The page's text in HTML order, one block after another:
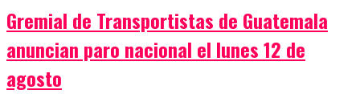
Gremial de Transportistas de Guatemala
anuncian paro nacional el lunes 12 de
agosto